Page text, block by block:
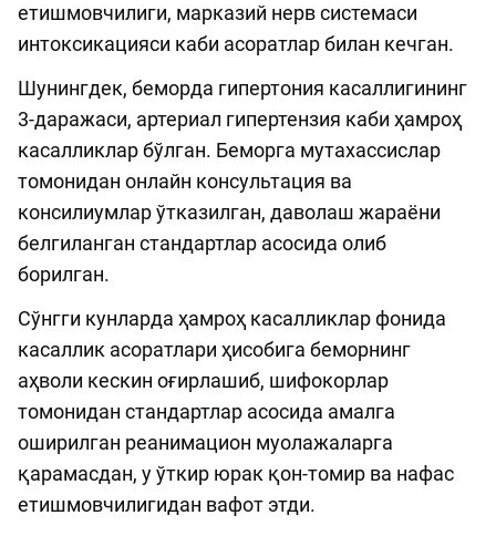
етишмовчилиги, марказий нерв системаси
интоксикацияси каби асоратлар билан кечган.
Шунингдек, беморда гипертония касаллигининг
3-даражаси, артериал гипертензия каби ҳамроҳ
касалликлар бўлган. Беморга мутахассислар
томонидан онлайн консультация ва
консилиумлар ўтказилган, даволаш жараёни
белгиланган стандартлар асосида олиб
борилган.
Сўнгги кунларда ҳамроҳ касалликлар фонида
касаллик асоратлари ҳисобига беморнинг
аҳволи кескин оғирлашиб, шифокорлар
томонидан стандартлар асосида амалга
оширилган реанимацион муолажаларга
қарамасдан, у ўткир юрак қон-томир ва нафас
етишмовчилигидан вафот этди.